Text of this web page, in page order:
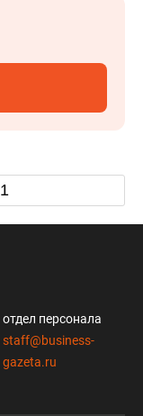
1
отдел персонала
staff@business-
gazeta.ru